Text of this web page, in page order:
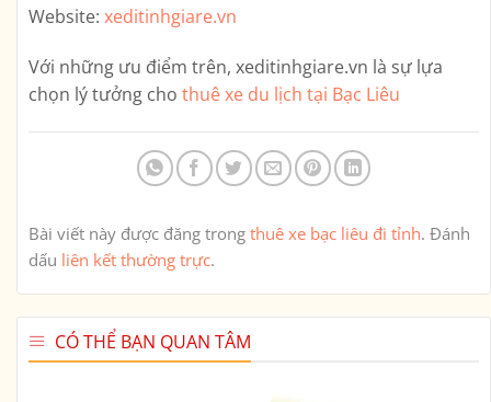
Website: xeditinhgiare.vn
Với những ưu điểm trên, xeditinhgiare.vn là sự lựa
chọn lý tưởng cho thuê xe du lịch tại Bạc Liêu
Bài viết này được đăng trong thuê xe bạc liêu đi tỉnh. Đánh
dấu liên kết thường trực.
CÓ THỂ BẠN QUAN TÂM